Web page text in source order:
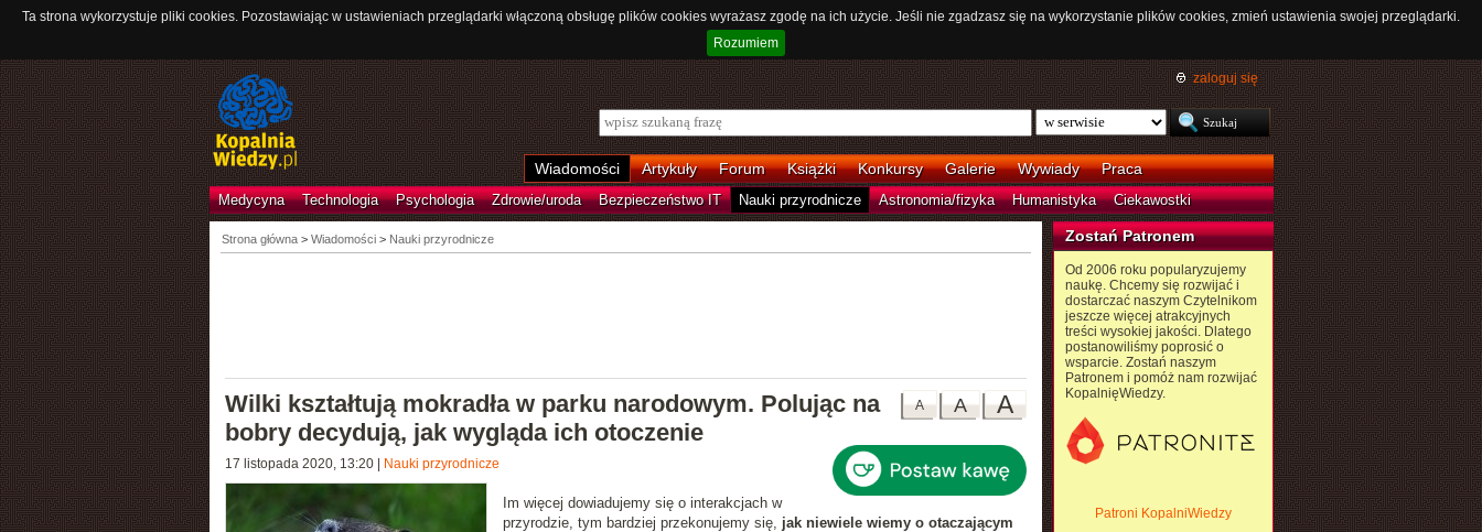
Ta strona wykorzystuje pliki cookies. Pozostawiając w ustawieniach przeglądarki włączoną obsługę plików cookies wyrażasz zgodę na ich użycie. Jeśli nie zgadzasz się na wykorzystanie plików cookies, zmień ustawienia swojej przeglądarki.
Rozumiem
zaloguj się
Wiadomości Artykuły Forum Książki Konkursy Galerie Wywiady Praca
Medycyna Technologia Psychologia Zdrowie/uroda Bezpieczeństwo IT Nauki przyrodnicze Astronomia/fizyka Humanistyka Ciekawostki
Strona główna> Wiadomości > Nauki przyrodnicze
A
A
A
Wilki kształtują mokradła w parku narodowym. Polując na
bobry decydują, jak wygląda ich otoczenie
17 listopada 2020, 13:20| Nauki przyrodnicze
Im więcej dowiadujemy się o interakcjach w
przyrodzie, tym bardziej przekonujemy się, jak niewiele wiemy o otaczającym
Zostań Patronem
Od 2006 roku popularyzujemy
naukę. Chcemy się rozwijać i
dostarczać naszym Czytelnikom
jeszcze więcej atrakcyjnych
treści wysokiej jakości. Dlatego
postanowiliśmy poprosić o
wsparcie. Zostań naszym
Patronem i pomóż nam rozwijać
KopalnięWiedzy.
Patroni KopalniWiedzy